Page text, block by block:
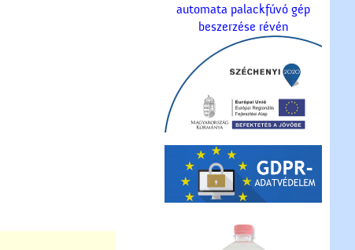
automata palackfúvó gép
beszerzése révén